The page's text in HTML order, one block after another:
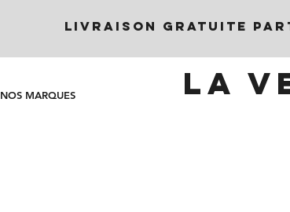
LIVRAISON GRATUITE
NOS MARQUES LA